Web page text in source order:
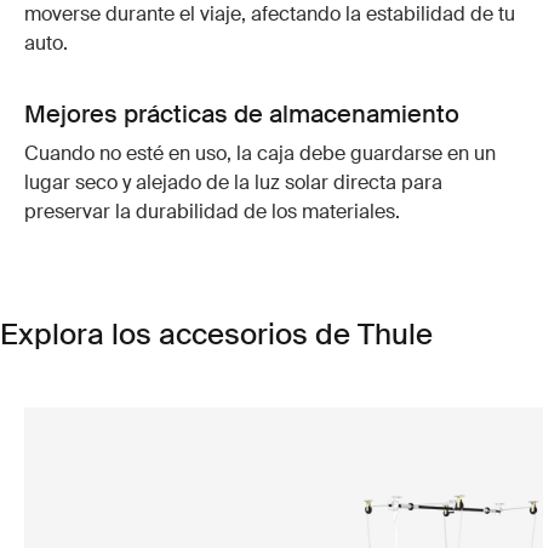
moverse durante el viaje, afectando la estabilidad de tu
auto.
Mejores prácticas de almacenamiento
Cuando no esté en uso, la caja debe guardarse en un
lugar seco y alejado de la luz solar directa para
preservar la durabilidad de los materiales.
Explora los accesorios de Thule